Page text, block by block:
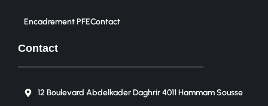
Encadrement PFEContact
Contact
12 Boulevard Abdelkader Daghrir 4011 Hammam Sousse